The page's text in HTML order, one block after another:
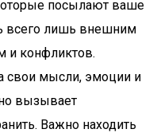
посылают ваше
всего лишь внешним
и конфликтов.
свои мысли, эмоции и
вызывает
Важно находить